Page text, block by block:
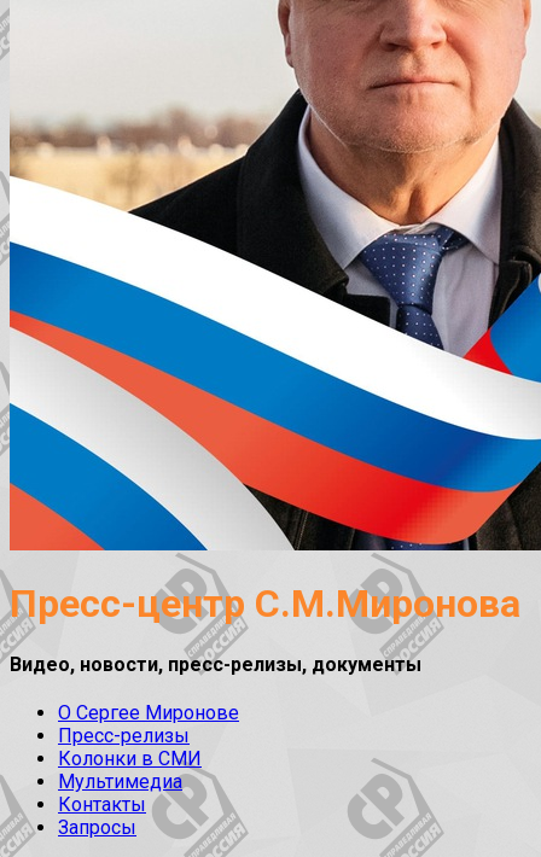
Пресс-центр С.М.Миронова
Видео, новости, пресс-релизы, документы
О Сергее Миронове
Пресс-релизы
Колонки в СМИ
Мультимедиа
Контакты
Запросы